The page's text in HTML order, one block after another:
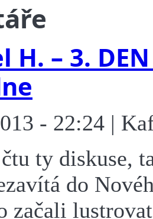
H. – 3.
- 22:24 |
ty diskuse,
do
začali